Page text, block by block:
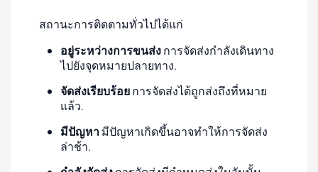
สถานะการติดตามทั่วไปได้แก่
อยู่ระหว่างการขนส่งการจัดส่งกำลังเดินทาง
ไปยังจุดหมายปลายทาง.
จัดส่งเรียบร้อยการจัดส่งได้ถูกส่งถึงที่หมาย
แล้ว.
มีปัญหามีปัญหาเกิดขึ้นอาจทำให้การจัดส่ง
ล่าช้า.